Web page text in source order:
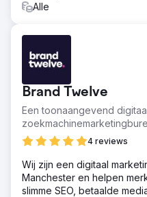
Alle
Brand Twelve
Een toonaangevend
4 reviews
Wij zijn een digitaal
Manchester en helpen
slimme SEO, betaalde